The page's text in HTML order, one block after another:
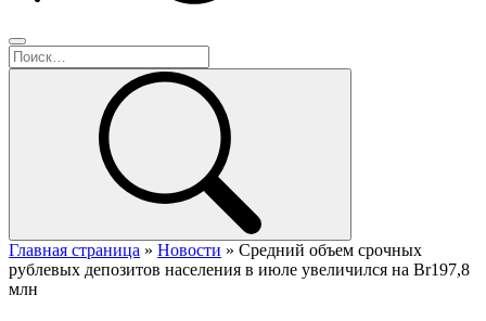
Главная страница » Новости » Средний объем срочных
рублевых депозитов населения в июле увеличился на Br197,8
млн